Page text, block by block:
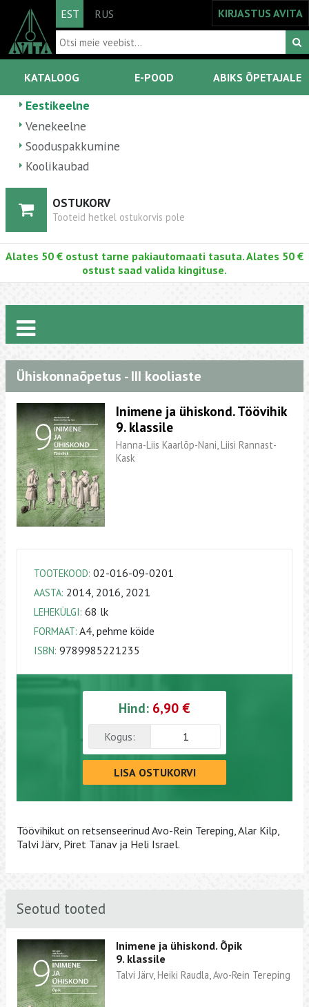
EST RUS KIRJASTUS AVITA
KATALOOG E-POOD ABIKS ÕPETAJALE
Eestikeelne
Venekeelne
Sooduspakkumine
Koolikaubad
OSTUKORV
Tooteid hetkel ostukorvis pole
Alates 50 € ostust tarne pakiautomaati tasuta. Alates 50 €
ostust saad valida kingituse.
Ühiskonnaõpetus - III kooliaste
Inimene ja ühiskond. Töövihik
9. klassile
Hanna-Liis Kaarlõp-Nani, Liisi Rannast-
Kask
TOOTEKOOD: 02-016-09-0201
AASTA: 2014, 2016, 2021
LEHEKÜLGI: 68 lk
FORMAAT: A4, pehme köide
ISBN: 9789985221235
Hind: 6,90 €
Kogus:
LISA OSTUKORVI
Töövihikut on retsenseerinud Avo-Rein Tereping, Alar Kilp,
Talvi Järv, Piret Tänav ja Heli Israel.
Seotud tooted
Inimene ja ühiskond. Õpik
9. klassile
Talvi Järv, Heiki Raudla, Avo-Rein Tereping